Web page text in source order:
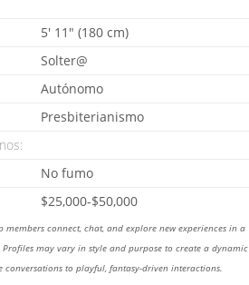
5' 11" (180 cm)
Solter@
Autónomo
Presbiterianismo
No fumo
$25,000-$50,000
connect, chat, and explore new experiences in a
may vary in style and purpose to create a dynamic
conversations to playful, fantasy-driven interactions.